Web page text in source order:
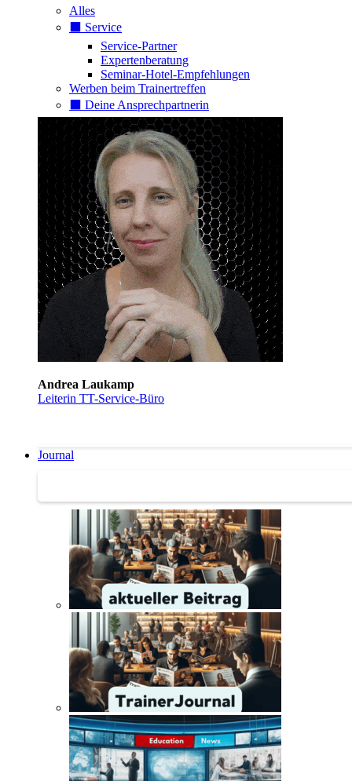
Alles
⬛️ Service
Service-Partner
Expertenberatung
Seminar-Hotel-Empfehlungen
Werben beim Trainertreffen
⬛️ Deine Ansprechpartnerin
Andrea Laukamp
Leiterin TT-Service-Büro
Journal